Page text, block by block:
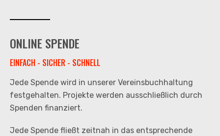
ONLINE SPENDE
EINFACH - SICHER - SCHNELL
Jede Spende wird in unserer Vereinsbuchhaltung
festgehalten. Projekte werden ausschließlich durch
Spenden finanziert.
Jede Spende fließt zeitnah in das entsprechende